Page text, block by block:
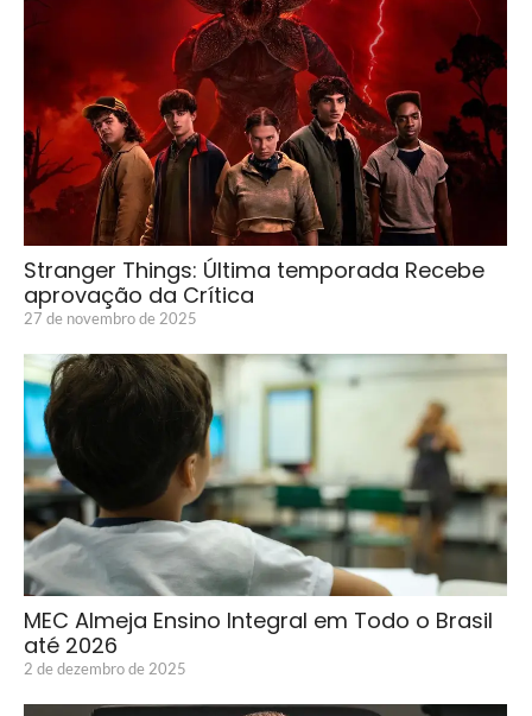
Stranger Things: Última temporada Recebe
aprovação da Crítica
27 de novembro de 2025
MEC Almeja Ensino Integral em Todo o Brasil
até 2026
2 de dezembro de 2025